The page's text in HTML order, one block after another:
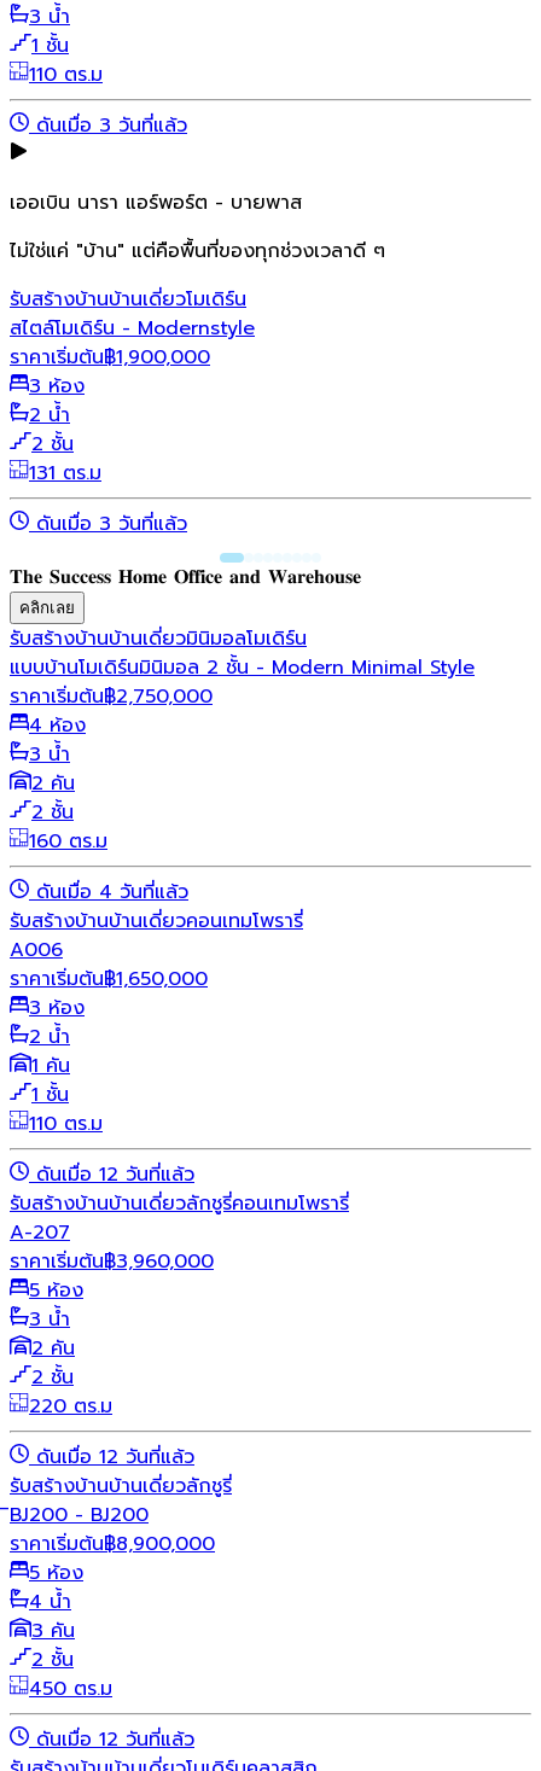
3 น้ำ
1 ชั้น
110 ตร.ม
ดันเมื่อ 3 วันที่แล้ว
เออเบิน นารา แอร์พอร์ต - บายพาส
ไม่ใช่แค่ "บ้าน" แต่คือพื้นที่ของทุกช่วงเวลาดี ๆ
รับสร้างบ้านบ้านเดี่ยวโมเดิร์น
สไตล์โมเดิร์น - Modernstyle
ราคาเริ่มต้น฿1,900,000
3 ห้อง
2 น้ำ
2 ชั้น
131 ตร.ม
ดันเมื่อ 3 วันที่แล้ว
𝐓𝐡𝐞 𝐒𝐮𝐜𝐜𝐞𝐬𝐬 𝐇𝐨𝐦𝐞 𝐎𝐟𝐟𝐢𝐜𝐞 𝐚𝐧𝐝 𝐖𝐚𝐫𝐞𝐡𝐨𝐮𝐬𝐞
คลิกเลย
รับสร้างบ้านบ้านเดี่ยวมินิมอลโมเดิร์น
แบบบ้านโมเดิร์นมินิมอล 2 ชั้น - Modern Minimal Style
ราคาเริ่มต้น฿2,750,000
4 ห้อง
3 น้ำ
2 คัน
2 ชั้น
160 ตร.ม
ดันเมื่อ 4 วันที่แล้ว
รับสร้างบ้านบ้านเดี่ยวคอนเทมโพรารี่
A006
ราคาเริ่มต้น฿1,650,000
3 ห้อง
2 น้ำ
1 คัน
1 ชั้น
110 ตร.ม
ดันเมื่อ 12 วันที่แล้ว
รับสร้างบ้านบ้านเดี่ยวลักชูรี่คอนเทมโพรารี่
A-207
ราคาเริ่มต้น฿3,960,000
5 ห้อง
3 น้ำ
2 คัน
2 ชั้น
220 ตร.ม
ดันเมื่อ 12 วันที่แล้ว
รับสร้างบ้านบ้านเดี่ยวลักชูรี่
ิBJ200 - BJ200
ราคาเริ่มต้น฿8,900,000
5 ห้อง
4 น้ำ
3 คัน
2 ชั้น
450 ตร.ม
ดันเมื่อ 12 วันที่แล้ว